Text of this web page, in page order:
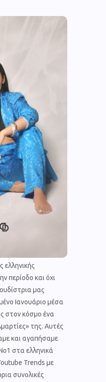
ελληνικής
περίοδο και όχι
μας
Ιανουάριο μέσα
στον κόσμο ένα
της. Αυτές
και αγαπήσαμε
στα ελληνικά
Trends με
συνολικές